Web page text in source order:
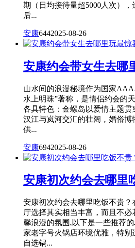
期（日均接待量超5000人次）
后...
安康6442025-08-26
安康约会带女生去哪
山水间的浪漫秘境作为国家
水上明珠”著称，是情侣约会的
各具特色：金螺岛以爱情主题
汉江与岚河交汇的壮阔，婚俗博
供...
安康6942025-08-26
安康初次约会去哪里
安康初次约会去哪里吃饭不贵？
厅选择其实相当丰富，而且不
馨浪漫的氛围,以下是一些推荐
家老字号火锅店环境优雅，特别
自选锅...